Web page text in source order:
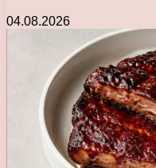
04.08.2026